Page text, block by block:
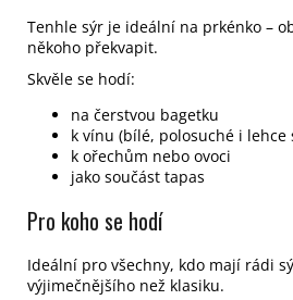
Tenhle sýr je ideální na prkénko –
někoho překvapit.
Skvěle se hodí:
na čerstvou bagetku
k vínu (bílé, polosuché i lehce
k ořechům nebo ovoci
jako součást tapas
Pro koho se hodí
Ideální pro všechny, kdo mají rádi
výjimečnějšího než klasiku.